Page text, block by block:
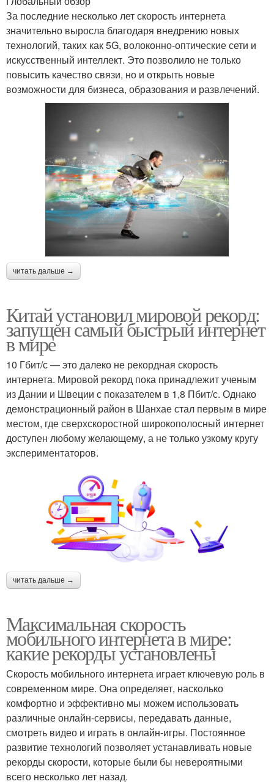
За последние несколько лет скорость интернета
значительно выросла благодаря внедрению новых
технологий, таких как 5G, волоконно-оптические сети и
искусственный интеллект. Это позволило не только
повысить качество связи, но и открыть новые
возможности для бизнеса, образования и развлечений.
читать дальше →
Китай установил мировой рекорд:
запущен самый быстрый интернет
в мире
10 Гбит/с — это далеко не рекордная скорость
интернета. Мировой рекорд пока принадлежит ученым
из Дании и Швеции с показателем в 1,8 Пбит/с. Однако
демонстрационный район в Шанхае стал первым в мире
местом, где сверхскоростной широкополосный интернет
доступен любому желающему, а не только узкому кругу
экспериментаторов.
читать дальше →
Максимальная скорость
мобильного интернета в мире:
какие рекорды установлены
Скорость мобильного интернета играет ключевую роль в
современном мире. Она определяет, насколько
комфортно и эффективно мы можем использовать
различные онлайн-сервисы, передавать данные,
смотреть видео и играть в онлайн-игры. Постоянное
развитие технологий позволяет устанавливать новые
рекорды скорости, которые были бы невероятными
всего несколько лет назад.